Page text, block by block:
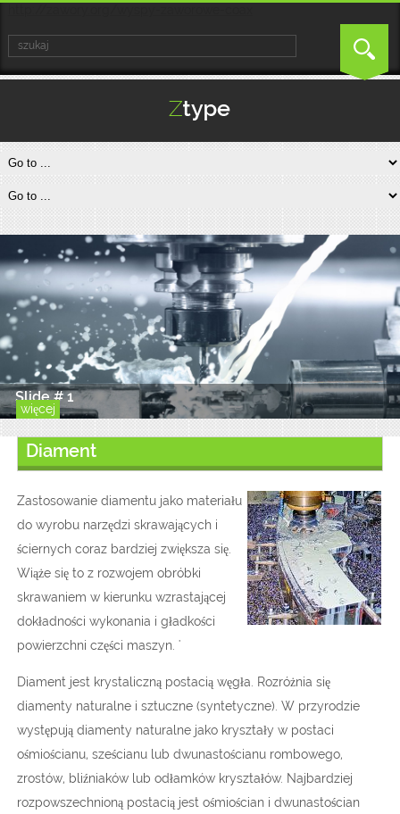
Slide # 1
więcej
Diament
Zastosowanie diamentu jako materiału
do wyrobu narzędzi skrawających i
ściernych coraz bardziej zwiększa się.
Wiąże się to z rozwojem obróbki
skrawaniem w kierunku wzrastającej
dokładności wykonania i gładkości
powierzchni części maszyn. '
Diament jest krystaliczną postacią węgła. Rozróżnia się
diamenty naturalne i sztuczne (syntetyczne). W przyrodzie
występują diamenty naturalne jako kryształy w postaci
ośmiościanu, sześcianu lub dwunastościanu rombowego,
zrostów, bliźniaków lub odłamków kryształów. Najbardziej
rozpowszechnioną postacią jest ośmiościan i dwunastościan